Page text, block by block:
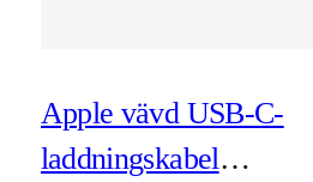
Apple vävd USB-C-
laddningskabel